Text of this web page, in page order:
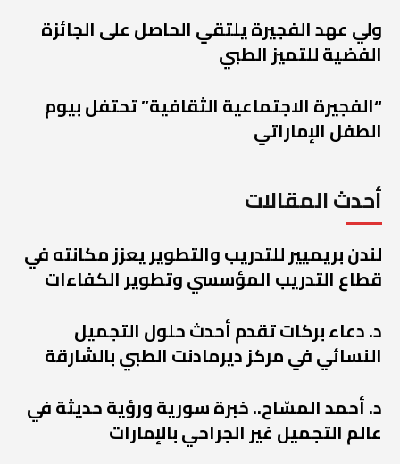
ولي عهد الفجيرة يلتقي الحاصل على الجائزة
الفضية للتميز الطبي
“الفجيرة الاجتماعية الثقافية” تحتفل بيوم
الطفل الإماراتي
أحدث المقالات
لندن بريميير للتدريب والتطوير يعزز مكانته في
قطاع التدريب المؤسسي وتطوير الكفاءات
د. دعاء بركات تقدم أحدث حلول التجميل
النسائي في مركز ديرمادنت الطبي بالشارقة
د. أحمد المسّاح.. خبرة سورية ورؤية حديثة في
عالم التجميل غير الجراحي بالإمارات